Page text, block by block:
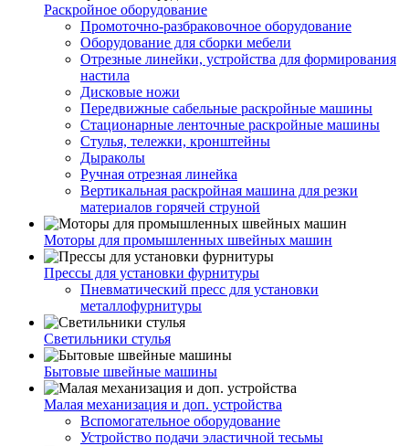
Раскройное оборудование
Промоточно-разбраковочное оборудование
Оборудование для сборки мебели
Отрезные линейки, устройства для формирования
настила
Дисковые ножи
Передвижные сабельные раскройные машины
Стационарные ленточные раскройные машины
Стулья, тележки, кронштейны
Дыраколы
Ручная отрезная линейка
Вертикальная раскройная машина для резки
материалов горячей струной
Моторы для промышленных швейных машин
Прессы для установки фурнитуры
Пневматический пресс для установки
металлофурнитуры
Светильники стулья
Бытовые швейные машины
Малая механизация и доп. устройства
Вспомогательное оборудование
Устройство подачи эластичной тесьмы